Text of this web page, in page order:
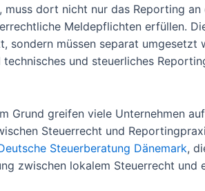
muss dort nicht nur das Reporting
Meldepflichten erfüllen.
sondern müssen separat umgesetzt
technisches und steuerliches
Grund greifen viele Unternehmen
Steuerrecht und
Steuerberatung Dänemark,
zwischen lokalem Steuerrecht